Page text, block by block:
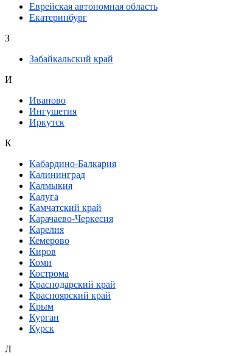
Еврейская автономная область
Екатеринбург
З
Забайкальский край
И
Иваново
Ингушетия
Иркутск
К
Кабардино-Балкария
Калининград
Калмыкия
Калуга
Камчатский край
Карачаево-Черкесия
Карелия
Кемерово
Киров
Коми
Кострома
Краснодарский край
Красноярский край
Крым
Курган
Курск
Л